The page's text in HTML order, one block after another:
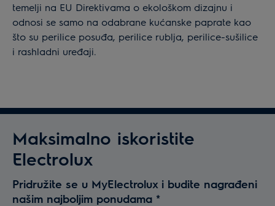
temelji na EU Direktivama o ekološkom dizajnu i
odnosi se samo na odabrane kućanske paprate kao
što su perilice posuđa, perilice rublja, perilice-sušilice
i rashladni uređaji.
Maksimalno iskoristite
Electrolux
Pridružite se u MyElectrolux i budite nagrađeni
našim najboljim ponudama *